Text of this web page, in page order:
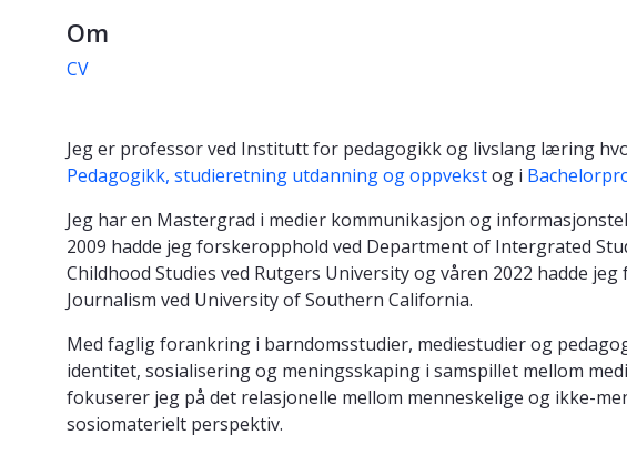
Om
CV
Jeg er professor ved Institutt for pedagogikk og livslang læring
Pedagogikk, studieretning utdanning og oppvekstog i
Jeg har en Mastergrad i medier kommunikasjon og
2009 hadde jeg forskeropphold ved Department of Intergrated
Childhood Studies ved Rutgers University og våren 2022 hadde
Journalism ved University of Southern California.
Med faglig forankring i barndomsstudier, mediestudier og
identitet, sosialisering og meningsskaping i samspillet mellom
fokuserer jeg på det relasjonelle mellom menneskelige og ikke-
sosiomaterielt perspektiv.